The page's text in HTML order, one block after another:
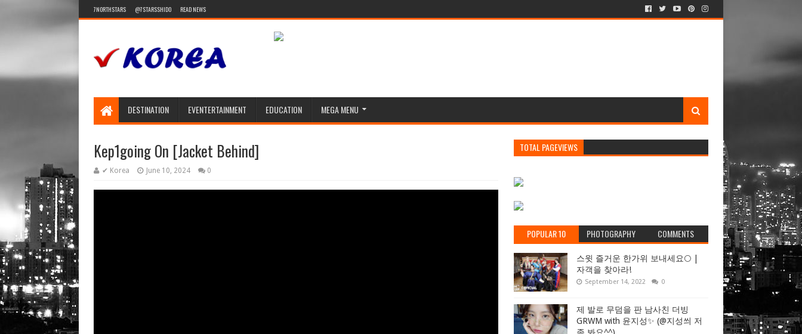
7NORTHSTARS @7STARSSHIDO READ NEWS
DESTINATION EVENTERTAINMENT EDUCATION MEGA MENU
Kep1going On [Jacket Behind]
✔ Korea June 10, 2024 0
TOTAL PAGEVIEWS
POPULAR 10 PHOTOGRAPHY COMMENTS
스윗 즐거운 한가위 보내세요🌕 |
자객을 찾아라!
September 14, 2022 0
제 발로 무덤을 판 남사친 더빙
GRWM with 윤지성✨ (@지성씌 저